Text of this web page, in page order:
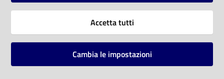
Vai alla pagina
Mappa del sito
Accetta tutti
Cambia le impostazioni